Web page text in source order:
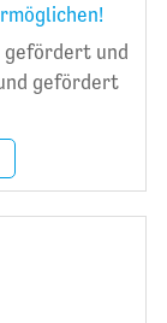
und
gefördert